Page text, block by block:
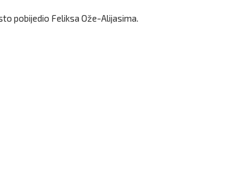
pobijedio Feliksa Ože-Alijasima.